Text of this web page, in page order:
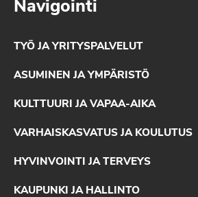
Navigointi
TYÖ JA YRITYSPALVELUT
ASUMINEN JA YMPÄRISTÖ
KULTTUURI JA VAPAA-AIKA
VARHAISKASVATUS JA KOULUTUS
HYVINVOINTI JA TERVEYS
KAUPUNKI JA HALLINTO